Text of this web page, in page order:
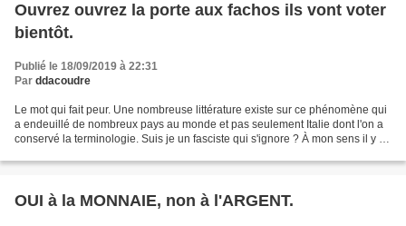
Ouvrez ouvrez la porte aux fachos ils vont voter
bientôt.
Publié le 18/09/2019 à 22:31
Par ddacoudre
Le mot qui fait peur. Une nombreuse littérature existe sur ce phénomène qui
a endeuillé de nombreux pays au monde et pas seulement Italie dont l'on a
conservé la terminologie. Suis je un fasciste qui s'ignore ? À mon sens il y en
OUI à la MONNAIE, non à l'ARGENT.